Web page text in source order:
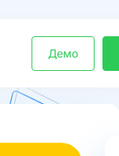
Демо